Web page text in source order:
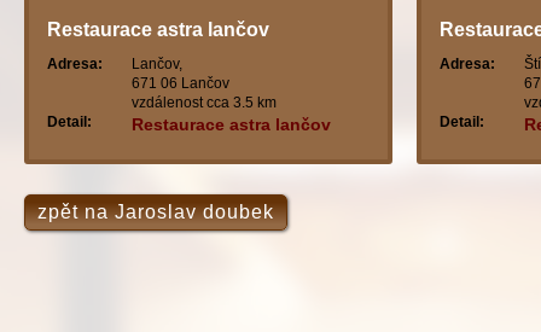
Restaurace astra lančov
Adresa:
Lančov,
671 06 Lančov
vzdálenost cca 3.5 km
Detail:
Restaurace astra lančov
Adresa:
Detail:
zpět na Jaroslav doubek